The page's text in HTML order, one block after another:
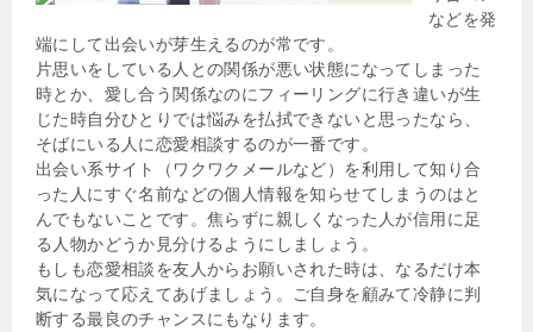
などを発
端にして出会いが芽生えるのが常です。
片思いをしている人との関係が悪い状態になってしまった
時とか、愛し合う関係なのにフィーリングに行き違いが生
じた時自分ひとりでは悩みを払拭できないと思ったなら、
そばにいる人に恋愛相談するのが一番です。
出会い系サイト（ワクワクメールなど）を利用して知り合
った人にすぐ名前などの個人情報を知らせてしまうのはと
んでもないことです。焦らずに親しくなった人が信用に足
る人物かどうか見分けるようにしましょう。
もしも恋愛相談を友人からお願いされた時は、なるだけ本
気になって応えてあげましょう。ご自身を顧みて冷静に判
断する最良のチャンスにもなります。